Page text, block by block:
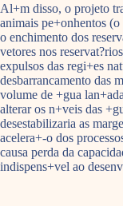
Al+m disso, o projeto
animais pe+onhentos
o enchimento dos
vetores nos
expulsos das regi+es
desbarrancamento das
volume de +gua
alterar os n+veis das
desestabilizaria as
acelera+-o dos
causa perda da
indispens+vel ao